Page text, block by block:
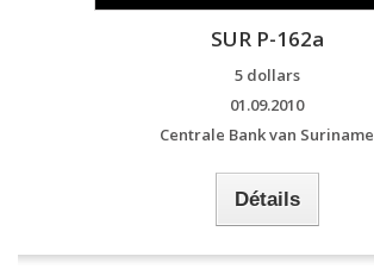
SUR P-162a
5 dollars
01.09.2010
Centrale Bank van Suriname
Détails